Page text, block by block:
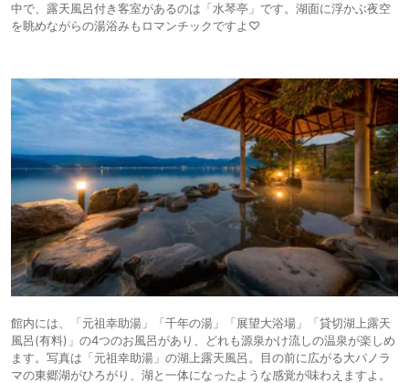
中で、露天風呂付き客室があるのは「水琴亭」です。湖面に浮かぶ夜空
を眺めながらの湯浴みもロマンチックですよ♡
館内には、「元祖幸助湯」「千年の湯」「展望大浴場」「貸切湖上露天
風呂(有料)」の4つのお風呂があり、どれも源泉かけ流しの温泉が楽しめ
ます。写真は「元祖幸助湯」の湖上露天風呂。目の前に広がる大パノラ
マの東郷湖がひろがり、湖と一体になったような感覚が味わえますよ。